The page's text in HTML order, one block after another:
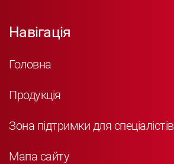
Навігація
Головна
Продукція
Зона підтримки для спеціалістів
Мапа сайту